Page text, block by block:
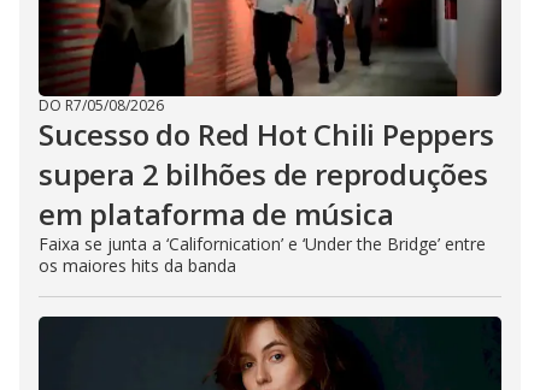
DO R7/05/08/2026
Sucesso do Red Hot Chili Peppers
supera 2 bilhões de reproduções
em plataforma de música
Faixa se junta a ‘Californication’ e ‘Under the Bridge’ entre
os maiores hits da banda